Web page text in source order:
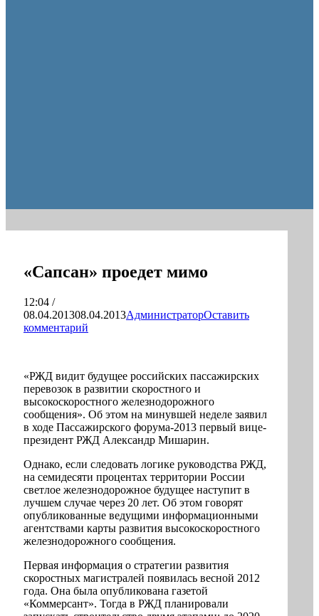
«Сапсан» проедет мимо
12:04 /
08.04.201308.04.2013АдминистраторОставить
комментарий
«РЖД видит будущее российских пассажирских
перевозок в развитии скоростного и
высокоскоростного железнодорожного
сообщения». Об этом на минувшей неделе заявил
в ходе Пассажирского форума-2013 первый вице-
президент РЖД Александр Мишарин.
Однако, если следовать логике руководства РЖД,
на семидесяти процентах территории России
светлое железнодорожное будущее наступит в
лучшем случае через 20 лет. Об этом говорят
опубликованные ведущими информационными
агентствами карты развития высокоскоростного
железнодорожного сообщения.
Первая информация о стратегии развития
скоростных магистралей появилась весной 2012
года. Она была опубликована газетой
«Коммерсант». Тогда в РЖД планировали